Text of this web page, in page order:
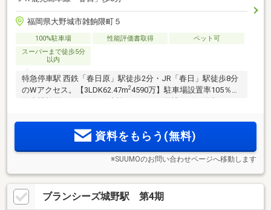
福岡県大野城市雑餉隈町５
100%駐車場 性能評価書取得
ペット可
スーパーまで徒歩5分
以内
特急停車駅 西鉄「春日原」駅徒歩2分・JR「春日」駅徒歩8分
のWアクセス。【3LDK62.47m24590万】駐車場設置率105％。
浄水機能付きタッチレス水栓、おそうじ浴槽、ゴミ回収サー
間営業サニー春日原店徒歩3分。
資料をもらう(無料)
※SUUMOのお問い合わせページへ移動します
ブランシーズ城野駅 第4期